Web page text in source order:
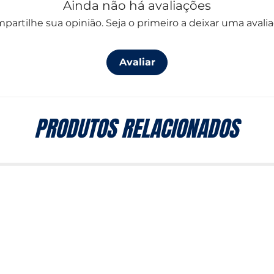
Ainda não há avaliações
sua opinião. Seja o primeiro a deixar uma
Avaliar
PRODUTOS RELACIONADOS